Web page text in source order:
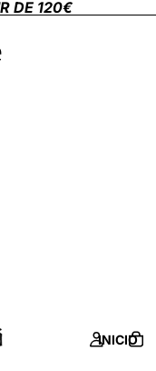
DE 120€
INICIO